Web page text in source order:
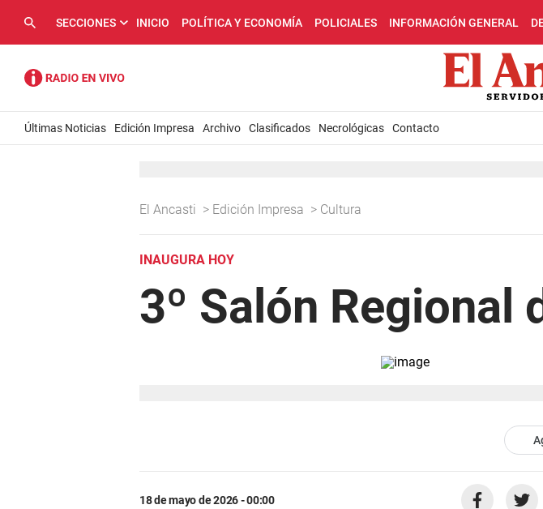
SECCIONES INICIO POLÍTICA Y ECONOMÍA POLICIALES INFORMACIÓN GENERAL
Últimas Noticias Edición Impresa Archivo Clasificados Necrológicas Contacto
El Ancasti > Edición Impresa > Cultura
INAUGURA HOY
3º Salón Regional
18 de mayo de 2026 - 00:00